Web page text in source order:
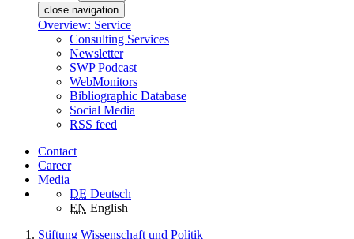
close navigation
Overview: Service
Consulting Services
Newsletter
SWP Podcast
WebMonitors
Bibliographic Database
Social Media
RSS feed
Contact
Career
Media
DE Deutsch
EN English
Stiftung Wissenschaft und Politik